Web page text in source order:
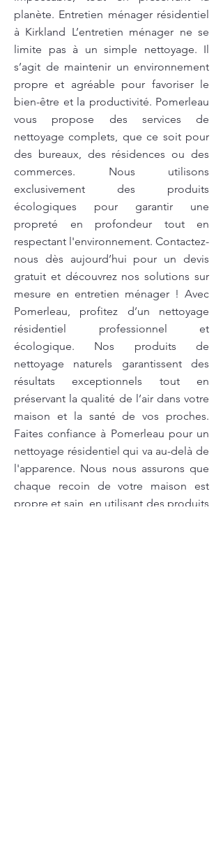
planète. Entretien ménager résidentiel
à Kirkland L’entretien ménager ne se
limite pas à un simple nettoyage. Il
s’agit de maintenir un environnement
propre et agréable pour favoriser le
bien-être et la productivité. Pomerleau
vous propose des services de
nettoyage complets, que ce soit pour
des bureaux, des résidences ou des
commerces. Nous utilisons
exclusivement des produits
écologiques pour garantir une
propreté en profondeur tout en
respectant l'environnement. Contactez-
nous dès aujourd’hui pour un devis
gratuit et découvrez nos solutions sur
mesure en entretien ménager ! Avec
Pomerleau, profitez d’un nettoyage
résidentiel professionnel et
écologique. Nos produits de
nettoyage naturels garantissent des
résultats exceptionnels tout en
préservant la qualité de l’air dans votre
maison et la santé de vos proches.
Faites confiance à Pomerleau pour un
nettoyage résidentiel qui va au-delà de
l'apparence. Nous nous assurons que
chaque recoin de votre maison est
propre et sain, en utilisant des produits